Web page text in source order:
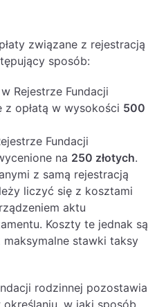
związane z rejestracją
sposób:
Rejestrze Fundacji
z opłatą w wysokości 500
Fundacji
na 250 złotych.
z samą rejestracją
liczyć się z kosztami
aktu
Koszty te jednak są
stawki taksy
rodzinnej pozostawia
w jaki sposób